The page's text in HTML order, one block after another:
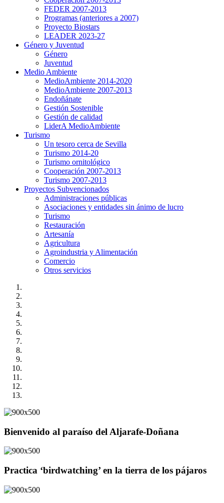
FEDER 2007-2013
Programas (anteriores a 2007)
Proyecto Biostars
LEADER 2023-27
Género y Juventud
Género
Juventud
Medio Ambiente
MedioAmbiente 2014-2020
MedioAmbiente 2007-2013
Endoñánate
Gestión Sostenible
Gestión de calidad
LiderA MedioAmbiente
Turismo
Un tesoro cerca de Sevilla
Turismo 2014-20
Turismo ornitológico
Cooperación 2007-2013
Turismo 2007-2013
Proyectos Subvencionados
Administraciones públicas
Asociaciones y entidades sin ánimo de lucro
Turismo
Restauración
Artesanía
Agricultura
Agroindustria y Alimentación
Comercio
Otros servicios
Bienvenido al paraíso del Aljarafe-Doñana
Practica ‘birdwatching’ en la tierra de los pájaros